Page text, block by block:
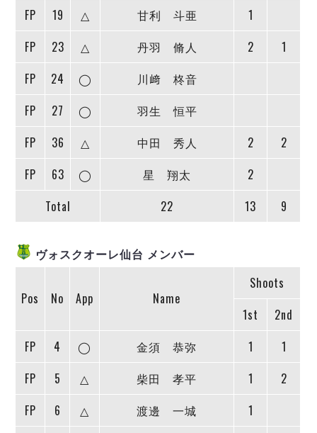
フウガドールすみだ
立川アスレティックFC
湘南ベルマーレ
ボアルース長野
名古屋オーシャンズ
シュライカー大阪
バサジィ大分
選手の通算記録（Ｆ２）
ヴォスクオーレ仙台
リガーレヴィア葛飾
アグレミーナ浜松
ポルセイド浜田
ミラクルスマイル新居浜
FOLLOW US!
FP
19 △ 甘利 斗亜
1
FP
23 △ 丹羽 脩人 2
1
FP
24 ◯
川﨑 柊音
FP
27 ◯
羽生 恒平
FP
36 △ 中田 秀人 2
2
FP
63 ◯ 星 翔太
2
Total
22 13 9
ヴォスクオーレ仙台 メンバー
Pos No App Name
Shoots
1st
2nd
FP
4 ◯ 金須 恭弥 1
1
FP
5 △ 柴田 孝平 1
2
FP
6 △ 渡邊 一城
1